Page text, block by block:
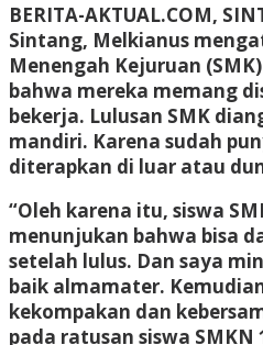
BERITA-AKTUAL.COM,
Sintang, Melkianus
Menengah Kejuruan
bahwa mereka memang
bekerja. Lulusan SMK
mandiri. Karena sudah
diterapkan di luar atau
“Oleh karena itu, siswa
menunjukan bahwa bisa
setelah lulus. Dan saya
baik almamater.
kekompakan dan
pada ratusan siswa SMKN